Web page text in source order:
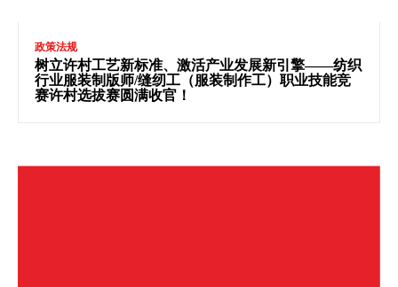
政策法规
树立许村工艺新标准、激活产业发展新引擎——纺织
行业服装制版师/缝纫工（服装制作工）职业技能竞
赛许村选拔赛圆满收官！